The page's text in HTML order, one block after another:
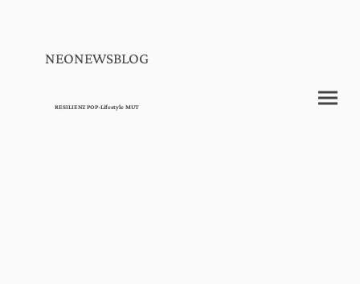
NEONEWSBLOG
RESILIENZ POP-Lifestyle MUT